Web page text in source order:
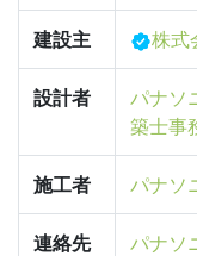
建設主 株式
設計者
パナソ
築士事
施工者 パナソ
連絡先
パナソ